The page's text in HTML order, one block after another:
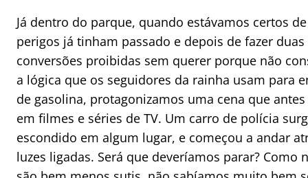
Já dentro do parque, quando estávamos certos
perigos já tinham passado e depois de fazer duas
conversões proibidas sem querer porque não
a lógica que os seguidores da rainha usam para
de gasolina, protagonizamos uma cena que
em filmes e séries de TV. Um carro de polícia
escondido em algum lugar, e começou a andar
luzes ligadas. Será que deveríamos parar? Como